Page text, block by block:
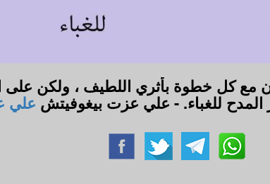
مع كل خطوة بأثري اللطيف ، ولكن
المدح للغباء. - علي عزت بيغوفيتشعلي